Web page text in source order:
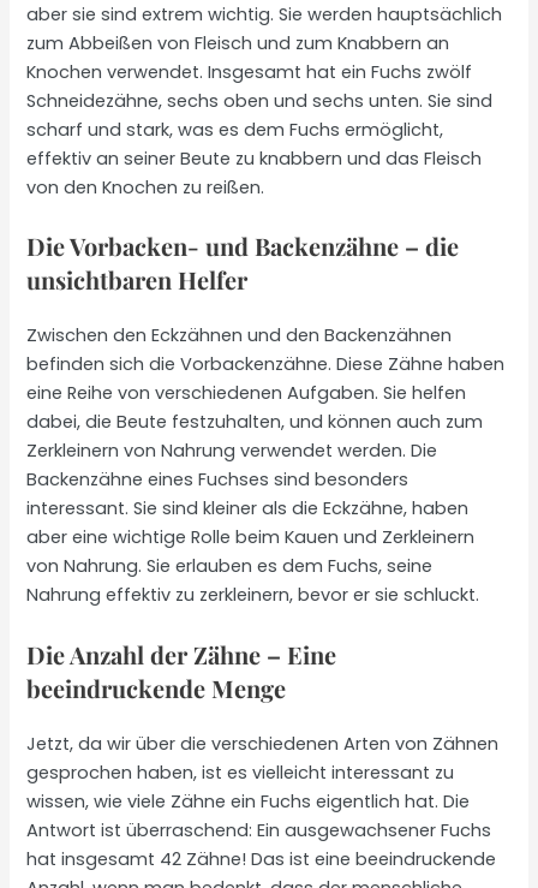
aber sie sind extrem wichtig. Sie werden hauptsächlich
zum Abbeißen von Fleisch und zum Knabbern an
Knochen verwendet. Insgesamt hat ein Fuchs zwölf
Schneidezähne, sechs oben und sechs unten. Sie sind
scharf und stark, was es dem Fuchs ermöglicht,
effektiv an seiner Beute zu knabbern und das Fleisch
von den Knochen zu reißen.
Die Vorbacken- und Backenzähne – die
unsichtbaren Helfer
Zwischen den Eckzähnen und den Backenzähnen
befinden sich die Vorbackenzähne. Diese Zähne haben
eine Reihe von verschiedenen Aufgaben. Sie helfen
dabei, die Beute festzuhalten, und können auch zum
Zerkleinern von Nahrung verwendet werden. Die
Backenzähne eines Fuchses sind besonders
interessant. Sie sind kleiner als die Eckzähne, haben
aber eine wichtige Rolle beim Kauen und Zerkleinern
von Nahrung. Sie erlauben es dem Fuchs, seine
Nahrung effektiv zu zerkleinern, bevor er sie schluckt.
Die Anzahl der Zähne – Eine
beeindruckende Menge
Jetzt, da wir über die verschiedenen Arten von Zähnen
gesprochen haben, ist es vielleicht interessant zu
wissen, wie viele Zähne ein Fuchs eigentlich hat. Die
Antwort ist überraschend: Ein ausgewachsener Fuchs
hat insgesamt 42 Zähne! Das ist eine beeindruckende